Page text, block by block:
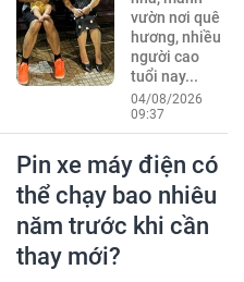
vườn nơi quê
hương, nhiều
người cao
tuổi nay...
04/08/2026
09:37
Pin xe máy điện có
thể chạy bao nhiêu
năm trước khi cần
thay mới?